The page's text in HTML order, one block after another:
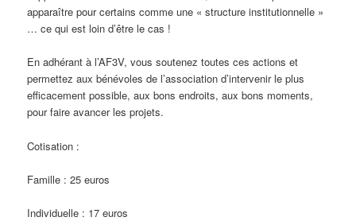
apparaître pour certains comme une « structure institutionnelle »
… ce qui est loin d’être le cas !
En adhérant à l’AF3V, vous soutenez toutes ces actions et
permettez aux bénévoles de l’association d’intervenir le plus
efficacement possible, aux bons endroits, aux bons moments,
pour faire avancer les projets.
Cotisation :
Famille : 25 euros
Individuelle : 17 euros